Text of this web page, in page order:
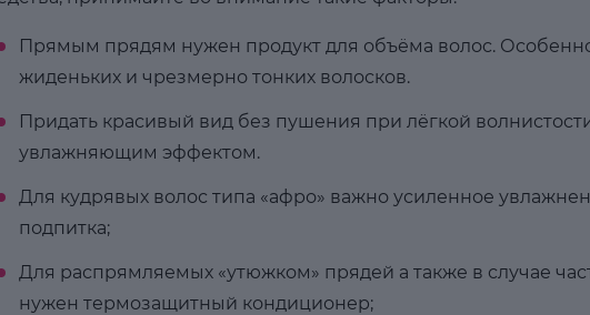
Прямым прядям нужен продукт для объёма волос. Особенно
жиденьких и чрезмерно тонких волосков.
Придать красивый вид без пушения при лёгкой
увлажняющим эффектом.
Для кудрявых волос типа «афро» важно усиленное
подпитка;
Для распрямляемых «утюжком» прядей а также в случае
нужен термозащитный кондиционер;